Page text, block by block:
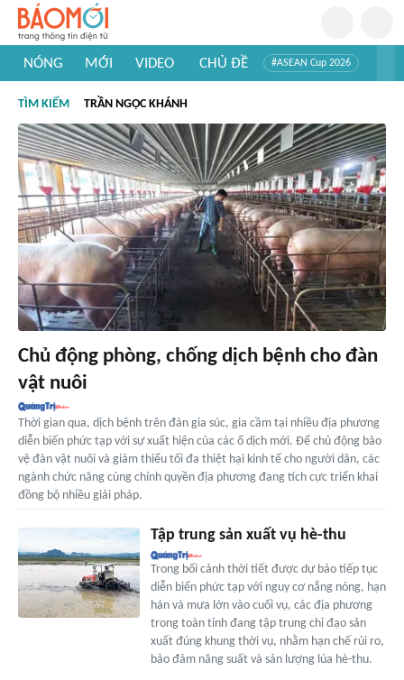
NÓNG MỚI VIDEO CHỦ ĐỀ #ASEAN Cup 2026
#Khám phá thế giới
TÌM KIẾM TRẦN NGỌC KHÁNH
Chủ động phòng, chống dịch bệnh cho đàn
vật nuôi
Thời gian qua, dịch bệnh trên đàn gia súc, gia cầm tại nhiều địa phương
diễn biến phức tạp với sự xuất hiện của các ổ dịch mới. Để chủ động bảo
vệ đàn vật nuôi và giảm thiểu tối đa thiệt hại kinh tế cho người dân, các
ngành chức năng cùng chính quyền địa phương đang tích cực triển khai
đồng bộ nhiều giải pháp.
Tập trung sản xuất vụ hè-thu
Trong bối cảnh thời tiết được dự báo tiếp tục
diễn biến phức tạp với nguy cơ nắng nóng, hạn
hán và mưa lớn vào cuối vụ, các địa phương
trong toàn tỉnh đang tập trung chỉ đạo sản
xuất đúng khung thời vụ, nhằm hạn chế rủi ro,
bảo đảm năng suất và sản lượng lúa hè-thu.